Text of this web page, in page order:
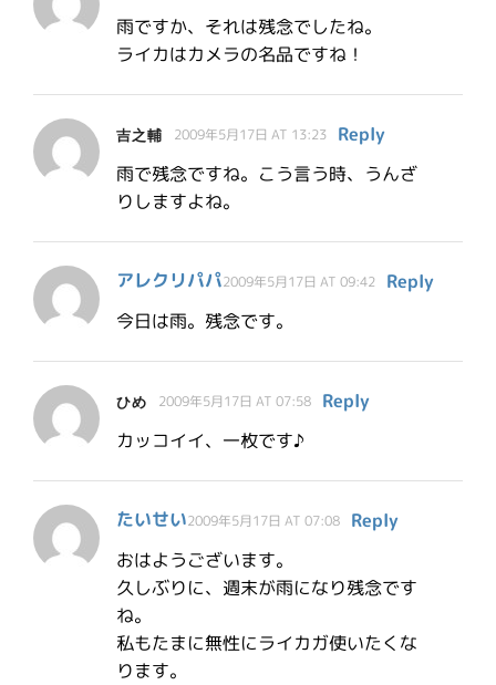
雨ですか、それは残念でしたね。
ライカはカメラの名品ですね！
吉之輔 2009年5月17日 AT 13:23
Reply
雨で残念ですね。こう言う時、うんざ
りしますよね。
アレクリパパ2009年5月17日 AT 09:42
Reply
今日は雨。残念です。
ひめ 2009年5月17日 AT 07:58
Reply
カッコイイ、一枚です♪
たいせい2009年5月17日 AT 07:08
Reply
おはようございます。
久しぶりに、週末が雨になり残念です
ね。
私もたまに無性にライカガ使いたくな
ります。